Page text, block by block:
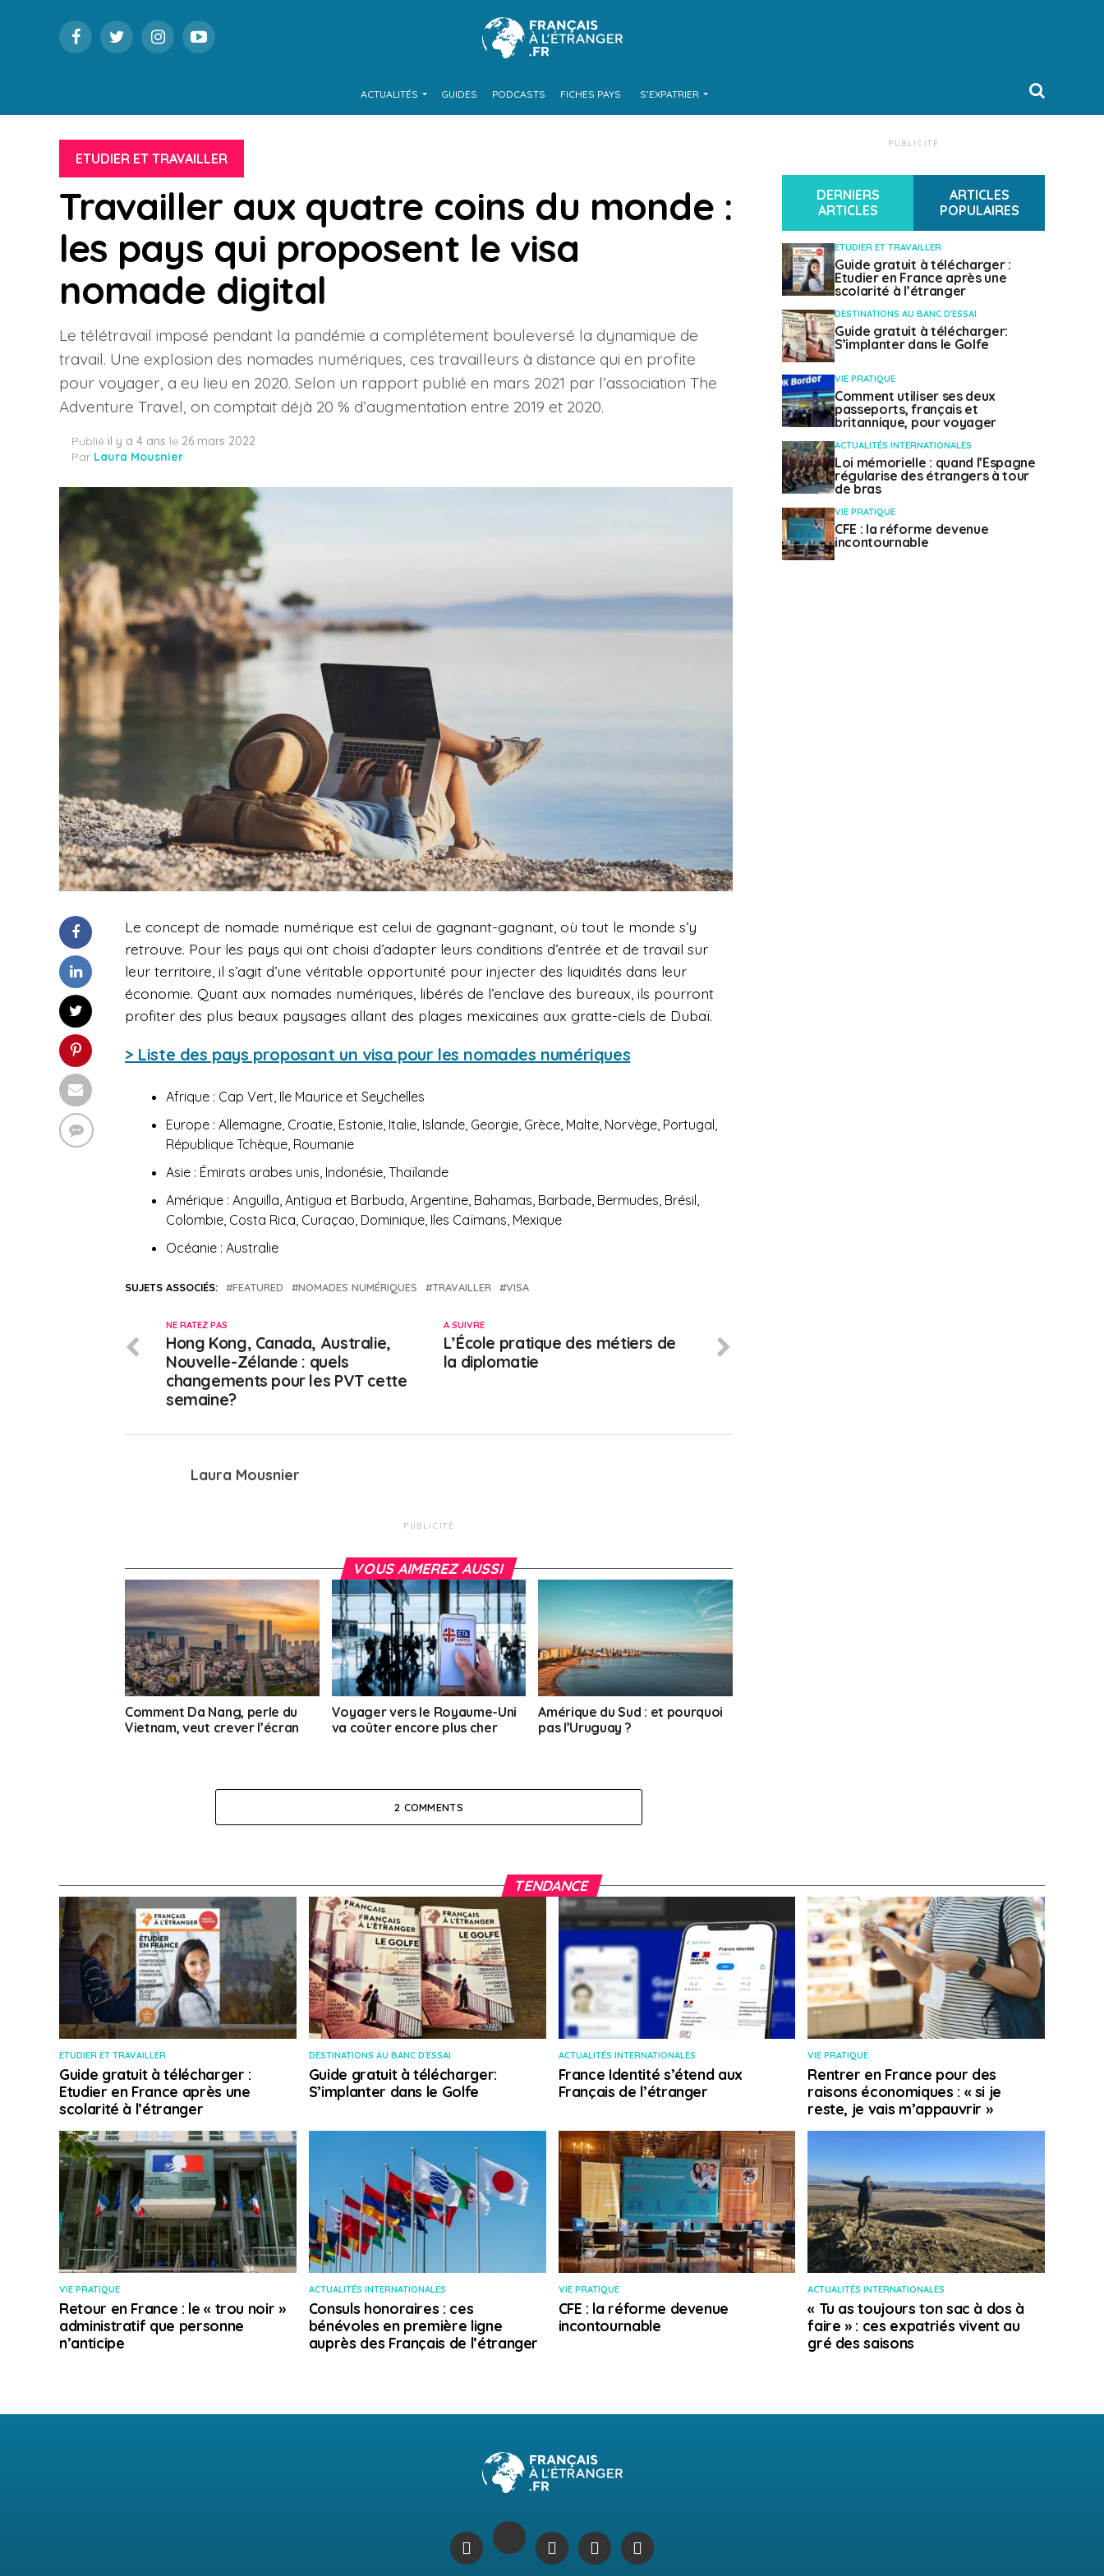
ACTUALITÉS GUIDES PODCASTS FICHES PAYS S’EXPATRIER
ETUDIER ET TRAVAILLER
Travailler aux quatre coins du monde :
les pays qui proposent le visa
nomade digital
Le télétravail imposé pendant la pandémie a complétement bouleversé la dynamique de
travail. Une explosion des nomades numériques, ces travailleurs à distance qui en profite
pour voyager, a eu lieu en 2020. Selon un rapport publié en mars 2021 par l’association The
Adventure Travel, on comptait déjà 20 % d’augmentation entre 2019 et 2020.
Publié il y a 4 ans le 26 mars 2022
Par Laura Mousnier
Le concept de nomade numérique est celui de gagnant-gagnant, où tout le monde s’y
retrouve. Pour les pays qui ont choisi d’adapter leurs conditions d’entrée et de travail sur
leur territoire, il s’agit d’une véritable opportunité pour injecter des liquidités dans leur
économie. Quant aux nomades numériques, libérés de l’enclave des bureaux, ils pourront
profiter des plus beaux paysages allant des plages mexicaines aux gratte-ciels de Dubaï.
> Liste des pays proposant un visa pour les nomades numériques
Afrique : Cap Vert, Ile Maurice et Seychelles
Europe : Allemagne, Croatie, Estonie, Italie, Islande, Georgie, Grèce, Malte, Norvège, Portugal,
République Tchèque, Roumanie
Asie : Émirats arabes unis, Indonésie, Thaïlande
Amérique : Anguilla, Antigua et Barbuda, Argentine, Bahamas, Barbade, Bermudes, Brésil,
Colombie, Costa Rica, Curaçao, Dominique, Iles Caïmans, Mexique
Océanie : Australie
SUJETS ASSOCIÉS: FEATURED NOMADES NUMÉRIQUES TRAVAILLER VISA
A SUIVRE
L’École pratique des métiers de
la diplomatie
NE RATEZ PAS
Hong Kong, Canada, Australie,
Nouvelle-Zélande : quels
changements pour les PVT cette
semaine?
Laura Mousnier
PUBLICITÉ
VOUS AIMEREZ AUSSI
Comment Da Nang, perle du
Vietnam, veut crever l’écran
Voyager vers le Royaume-Uni
va coûter encore plus cher
Amérique du Sud : et pourquoi
pas l’Uruguay ?
2 COMMENTS
PUBLICITÉ
DERNIERS
ARTICLES
ARTICLES
POPULAIRES
ETUDIER ET TRAVAILLER
Guide gratuit à télécharger :
Etudier en France après une
scolarité à l’étranger
DESTINATIONS AU BANC D'ESSAI
Guide gratuit à télécharger:
S’implanter dans le Golfe
VIE PRATIQUE
Comment utiliser ses deux
passeports, français et
britannique, pour voyager
ACTUALITÉS INTERNATIONALES
Loi mémorielle : quand l’Espagne
régularise des étrangers à tour
de bras
VIE PRATIQUE
CFE : la réforme devenue
incontournable
TENDANCE
ETUDIER ET TRAVAILLER
Guide gratuit à télécharger :
Etudier en France après une
scolarité à l’étranger
DESTINATIONS AU BANC D'ESSAI
Guide gratuit à télécharger:
S’implanter dans le Golfe
ACTUALITÉS INTERNATIONALES
France Identité s’étend aux
Français de l’étranger
VIE PRATIQUE
Rentrer en France pour des
raisons économiques : « si je
reste, je vais m’appauvrir »
VIE PRATIQUE
Retour en France : le « trou noir »
administratif que personne
n’anticipe
ACTUALITÉS INTERNATIONALES
Consuls honoraires : ces
bénévoles en première ligne
auprès des Français de l’étranger
VIE PRATIQUE
CFE : la réforme devenue
incontournable
ACTUALITÉS INTERNATIONALES
« Tu as toujours ton sac à dos à
faire » : ces expatriés vivent au
gré des saisons